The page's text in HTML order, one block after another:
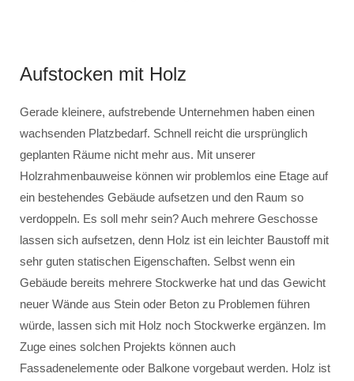
Aufstocken mit Holz
Gerade kleinere, aufstrebende Unternehmen haben einen
wachsenden Platzbedarf. Schnell reicht die ursprünglich
geplanten Räume nicht mehr aus. Mit unserer
Holzrahmenbauweise können wir problemlos eine Etage auf
ein bestehendes Gebäude aufsetzen und den Raum so
verdoppeln. Es soll mehr sein? Auch mehrere Geschosse
lassen sich aufsetzen, denn Holz ist ein leichter Baustoff mit
sehr guten statischen Eigenschaften. Selbst wenn ein
Gebäude bereits mehrere Stockwerke hat und das Gewicht
neuer Wände aus Stein oder Beton zu Problemen führen
würde, lassen sich mit Holz noch Stockwerke ergänzen. Im
Zuge eines solchen Projekts können auch
Fassadenelemente oder Balkone vorgebaut werden. Holz ist